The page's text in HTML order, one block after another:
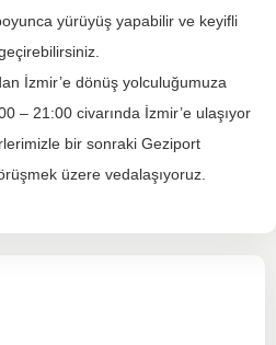
yürüyüş yapabilir ve keyifli
İzmir’e dönüş yolculuğumuza
– 21:00 civarında İzmir’e ulaşıyor
bir sonraki Geziport
üzere vedalaşıyoruz.